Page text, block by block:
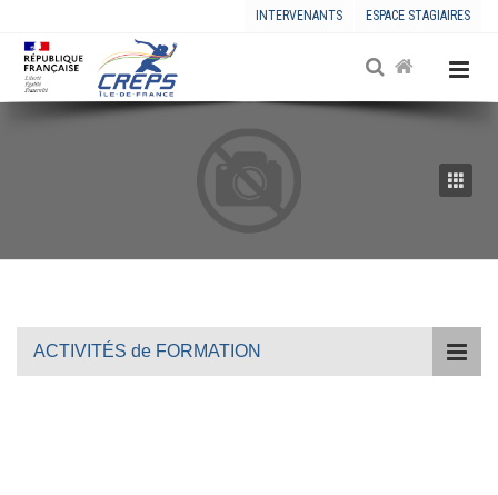
INTERVENANTS ESPACE STAGIAIRES
ACTIVITÉS de FORMATION